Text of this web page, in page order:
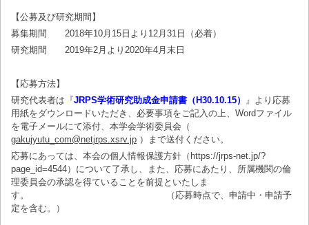
【公募及び研究期間】
募集期間 2018年10月15日より12月31日（必着）
研究期間 2019年2月より2020年4月末日
【応募方法】
研究代表者は『JRPS学術研究助成金申請書（H30.10.15）
』より応募
用紙をダウンロードいただき、必要事項をご記入の上、Wordファイル
を電子メールにて添付、本学会学術委員会（
gakujyutu_com@netjrps.xsrv.jp ）まで送付ください。
応募にあっては、本会の個人情報保護方針（https://jrps-net.jp/?
page_id=4544）について了承し、また、応募にあたり、所属機関の倫
理委員会の承認を得ていることを前提といたしま
す。 （応募時点で、申請中・申請予
定を含む。）